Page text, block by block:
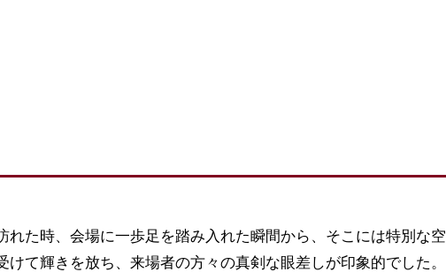
た時、会場に一歩足を踏み入れた瞬間から、そこには特別な空
て輝きを放ち、来場者の方々の真剣な眼差しが印象的でした。